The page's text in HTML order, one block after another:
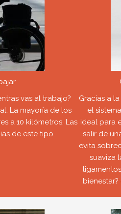
vas al trabajo?
La mayoría de los
a 10 kilómetros. Las
de este tipo.
Gracias a
el
ideal para
salir de
evita
suaviza